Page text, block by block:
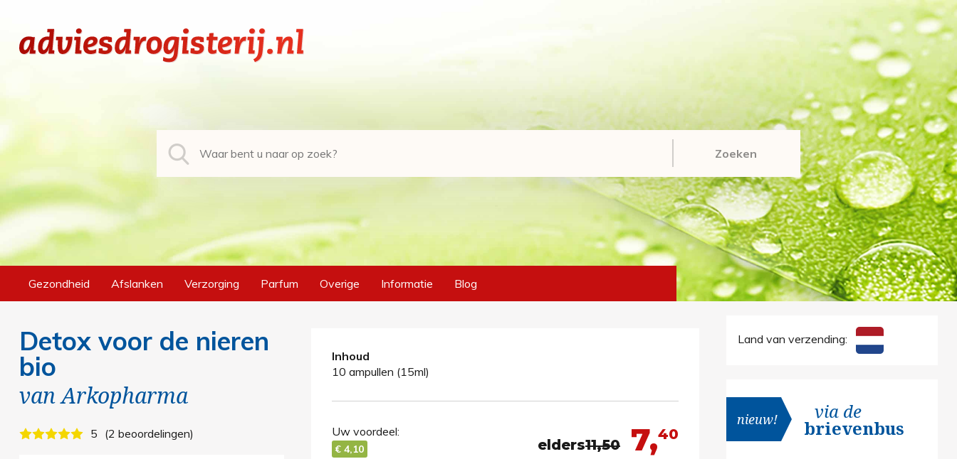
Zoeken
Gezondheid Afslanken Verzorging Parfum Overige Informatie Blog
Detox voor de nieren
bio
vanArkopharma
5 2 beoordelingen
Inhoud
10 ampullen (15ml)
7,40
elders11,50
Uw voordeel:
€ 4,10
Land van verzending:
nieuw! via de
brievenbus